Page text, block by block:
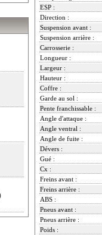
ESP :
Direction :
Suspension avant :
Suspension arrière :
Carrosserie :
Longueur :
Largeur :
Hauteur :
Coffre :
Garde au sol :
Pente franchissable :
Angle d'attaque :
Angle ventral :
Angle de fuite :
Dévers :
Gué :
Cx :
Freins avant :
Freins arrière :
ABS :
Pneus avant :
Pneus arrière :
Poids :